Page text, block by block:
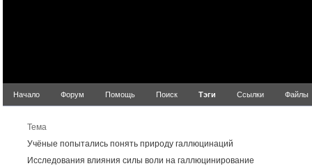
Начало Форум Помощь Поиск Тэги Ссылки Файлы
Тема
Учёные попытались понять природу галлюцинаций
Исследования влияния силы воли на галлюцинирование